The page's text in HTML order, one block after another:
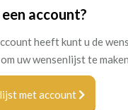
account?
heeft kunt u de
uw wensenlijst te
met account